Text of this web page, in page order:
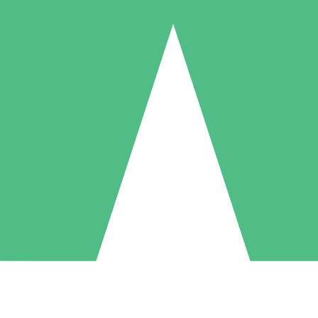
Individuele Creditpakketten
per gebruik met downloadtegoeden. Geen maandelijkse verplichting
5 Downloaden
US$